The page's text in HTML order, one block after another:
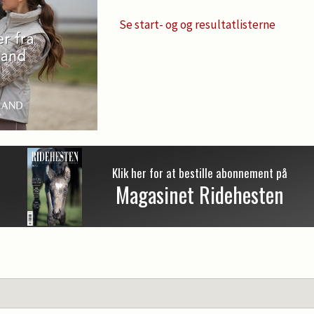
Se start- og og resultatlisterne
Klik her for at bestille abonnement på
Magasinet Ridehesten